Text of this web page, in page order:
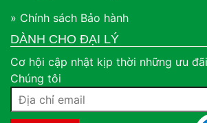
» Chính sách Bảo hành
DÀNH CHO ĐẠI LÝ
Cơ hội cập nhật kịp thời những ưu
Chúng tôi